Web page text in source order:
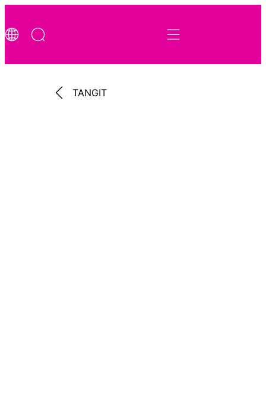
TANGIT